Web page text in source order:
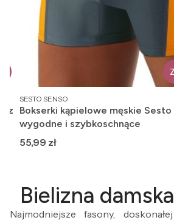
z
PRODUCENT
SESTO SENSO
Bokserki kąpielowe męskie
wygodne i szybkoschnące
Cena
55,99 zł
Bielizna
Najmodniejsze fasony,